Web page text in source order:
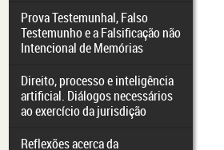
Prova Testemunhal, Falso
Testemunho e a Falsificação não
Intencional de Memórias
Direito, processo e inteligência
artificial. Diálogos necessários
ao exercício da jurisdição
Reflexões acerca da